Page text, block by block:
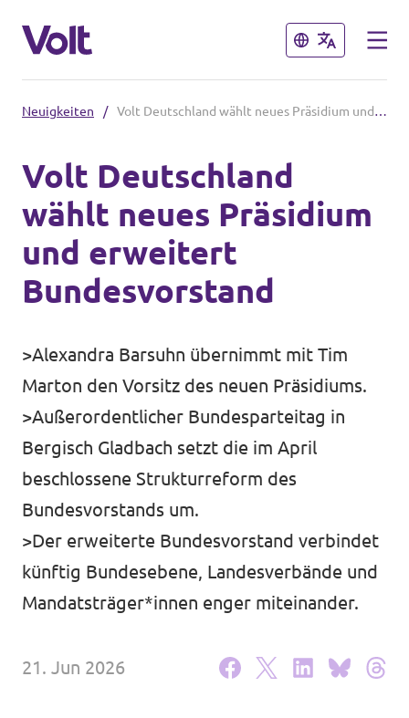
Schließen
Volt in deinem Bundesland
Volt Deutschland Merchandise Shop
Schließen
Programm
Über Volt
Neuigkeiten
Unsere Events
Deine Spende für Volt!
Mache bei uns mit!
Neuigkeiten / Volt Deutschland wählt neues Präsidium und erweitert Bundesvorstand
Volt Deutschland
wählt neues Präsidium
und erweitert
Bundesvorstand
>Alexandra Barsuhn übernimmt mit Tim
Marton den Vorsitz des neuen Präsidiums.
>Außerordentlicher Bundesparteitag in
Bergisch Gladbach setzt die im April
beschlossene Strukturreform des
Bundesvorstands um.
>Der erweiterte Bundesvorstand verbindet
künftig Bundesebene, Landesverbände und
Mandatsträger*innen enger miteinander.
21. Jun 2026